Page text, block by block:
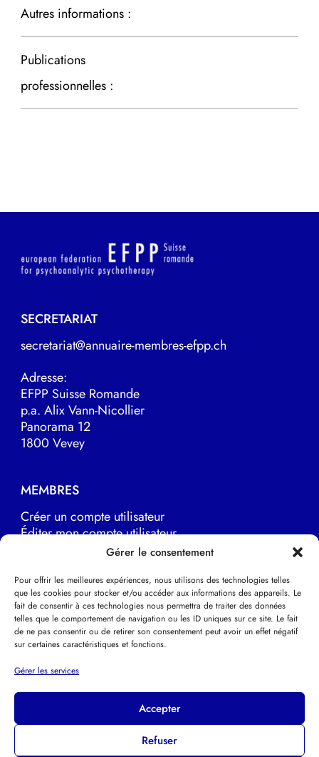
Gérer le consentement
Pour offrir les meilleures expériences, nous utilisons des technologies telles
que les cookies pour stocker et/ou accéder aux informations des appareils. Le
fait de consentir à ces technologies nous permettra de traiter des données
telles que le comportement de navigation ou les ID uniques sur ce site. Le fait
de ne pas consentir ou de retirer son consentement peut avoir un effet négatif
sur certaines caractéristiques et fonctions.
Gérer les services
Accepter
Refuser
Autres informations :
Publications
professionnelles :
SECRETARIAT
secretariat@annuaire-membres-efpp.ch
Adresse:
EFPP Suisse Romande
p.a. Alix Vann-Nicollier
Panorama 12
1800 Vevey
MEMBRES
Créer un compte utilisateur
Éditer mon compte utilisateur
LIENS UTILES
EFPP Europe
EFPP Deutsche Schweiz
Psychothérapie Psychanalytique